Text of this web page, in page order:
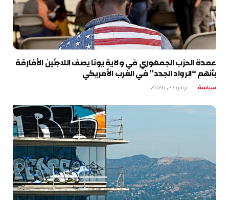
عمدة الحزب الجمهوري في ولاية يوتا يصف اللاجئين الأفارقة
بأنهم “الرواد الجدد” في الغرب الأمريكي
سياسة يوليو 27, 2026